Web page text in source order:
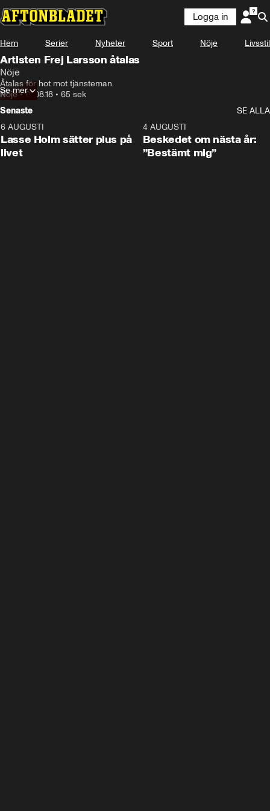
Logga in
Hem Serier Nyheter Sport Nöje Livsstil
Artisten Frej Larsson åtalas
Nöje
Åtalas för hot mot tjänsteman.
Nöje•01.08.18 • 65 sek
Se mer
Senaste
SE ALLA
6 AUGUSTI
Lasse Holm sätter plus på
livet
4 AUGUSTI
Beskedet om nästa år:
”Bestämt mig”